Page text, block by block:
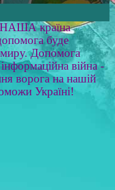
НАША країна
буде
Допомога
війна -
ворога на нашій
Україні!